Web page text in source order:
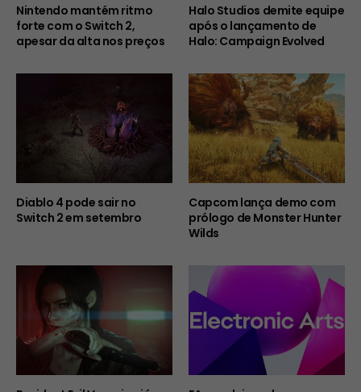
Nintendo mantém ritmo
forte com o Switch 2,
apesar da alta nos preços
Halo Studios demite equipe
após o lançamento de
Halo: Campaign Evolved
Diablo 4 pode sair no
Switch 2 em setembro
Capcom lança demo com
prólogo de Monster Hunter
Wilds